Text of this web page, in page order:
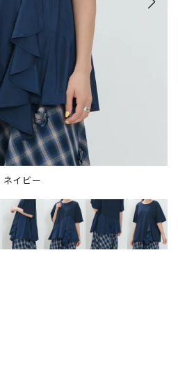
ネイビー